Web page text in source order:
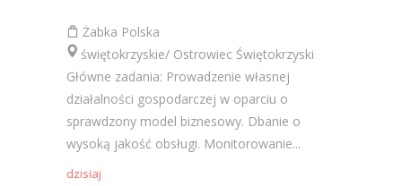
Żabka Polska
świętokrzyskie/ Ostrowiec Świętokrzyski
Główne zadania: Prowadzenie własnej
działalności gospodarczej w oparciu o
sprawdzony model biznesowy. Dbanie o
wysoką jakość obsługi. Monitorowanie...
dzisiaj